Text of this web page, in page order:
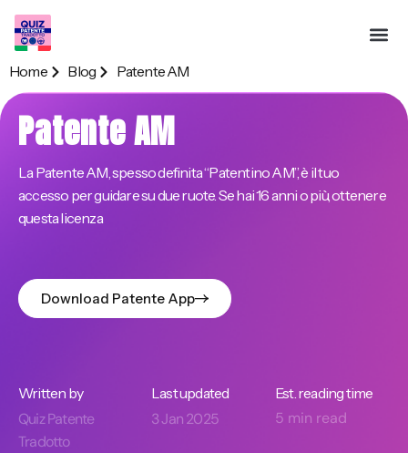
Home Blog Patente AM
Patente AM
La Patente AM, spesso definita “Patentino AM”, è il tuo
accesso per guidare su due ruote. Se hai 16 anni o più, ottenere
questa licenza
Download Patente App
Written by
Quiz Patente
Tradotto
Last updated
3 Jan 2025
Est. reading time
5 min read